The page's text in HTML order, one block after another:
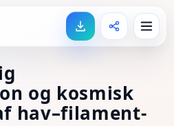
og kosmisk
hav–filament-